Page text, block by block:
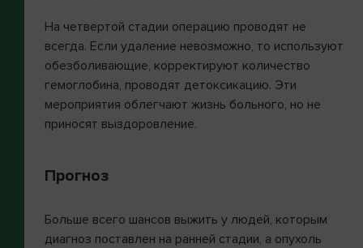
На четвертой стадии операцию проводят не
всегда. Если удаление невозможно, то используют
обезболивающие, корректируют количество
гемоглобина, проводят детоксикацию. Эти
мероприятия облегчают жизнь больного, но не
приносят выздоровление.
Прогноз
Больше всего шансов выжить у людей, которым
диагноз поставлен на ранней стадии, а опухоль